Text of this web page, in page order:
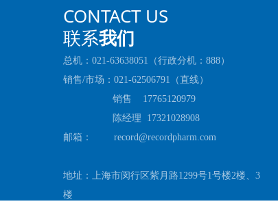
CONTACT US
联系我们
总机：021-63638051（行政分机：888）
销售/市场：021-62506791（直线）
销售 17765120979
陈经理 17321028908
邮箱： record@recordpharm.com
地址：上海市闵行区紫月路1299号1号楼2楼、3
楼